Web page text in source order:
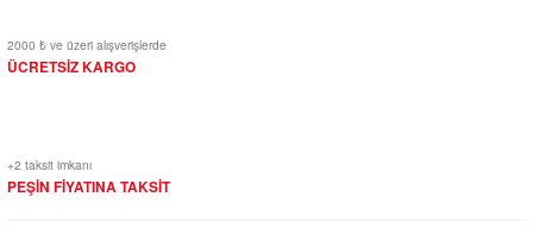
2000 ₺ ve üzeri alışverişlerde
ÜCRETSİZ KARGO
+2 taksit imkanı
PEŞİN FİYATINA TAKSİT